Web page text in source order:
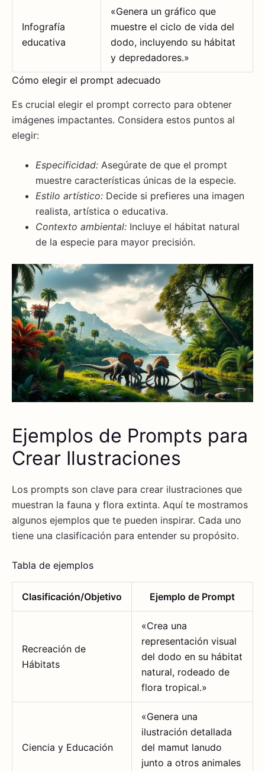
Infografía
educativa
«Genera un gráfico que
muestre el ciclo de vida del
dodo, incluyendo su hábitat
y depredadores.»
Cómo elegir el prompt adecuado
Es crucial elegir el prompt correcto para obtener
imágenes impactantes. Considera estos puntos al
elegir:
Especificidad: Asegúrate de que el prompt
muestre características únicas de la especie.
Estilo artístico: Decide si prefieres una imagen
realista, artística o educativa.
Contexto ambiental: Incluye el hábitat natural
de la especie para mayor precisión.
Ejemplos de Prompts para
Crear Ilustraciones
Los prompts son clave para crear ilustraciones que
muestran la fauna y flora extinta. Aquí te mostramos
algunos ejemplos que te pueden inspirar. Cada uno
tiene una clasificación para entender su propósito.
Tabla de ejemplos
Clasificación/Objetivo Ejemplo de Prompt
Recreación de
Hábitats
«Crea una
representación visual
del dodo en su hábitat
natural, rodeado de
flora tropical.»
Ciencia y Educación
«Genera una
ilustración detallada
del mamut lanudo
junto a otros animales